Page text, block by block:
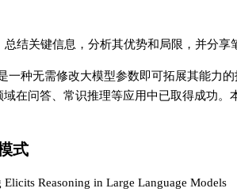
结关键信息，分析其优势和局限，并分享
一种无需修改大模型参数即可拓展其能力
在问答、常识推理等应用中已取得成功
式
Reasoning in Large Language Models